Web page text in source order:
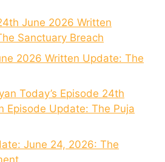
June 2026 Written
Sanctuary Breach
2026 Written Update: The
Today’s Episode 24th
Episode Update: The Puja
June 24, 2026: The